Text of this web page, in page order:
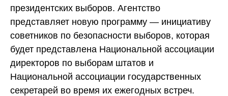
президентских выборов. Агентство
представляет новую программу — инициативу
советников по безопасности выборов, которая
будет представлена Национальной ассоциации
директоров по выборам штатов и
Национальной ассоциации государственных
секретарей во время их ежегодных встреч.